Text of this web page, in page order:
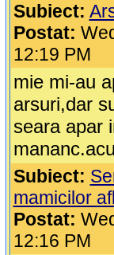
Subiect:
Postat:
12:19 PM
mie mi-au
arsuri,dar
seara apar
Subiect:
mamicilor
Postat:
12:16 PM